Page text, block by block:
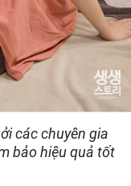
các chuyên gia
bảo hiệu quả tốt